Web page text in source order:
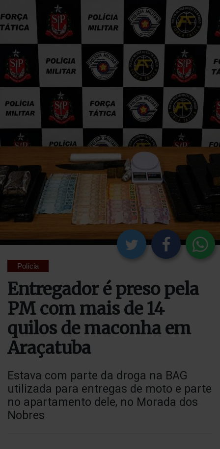
Polícia
Entregador é preso pela
PM com mais de 14
quilos de maconha em
Araçatuba
Estava com parte da droga na BAG
utilizada para entregas de moto e parte
no apartamento dele, no Morada dos
Nobres